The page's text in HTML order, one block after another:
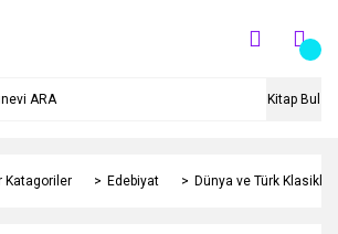
Kitap Bul
Katagoriler Edebiyat Dünya ve Türk Klasikleri